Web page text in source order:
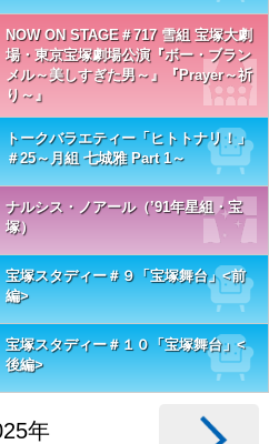
NOW ON STAGE＃717 雪組 宝塚大劇
場・東京宝塚劇場公演『ボー・ブラン
メル～美しすぎた男～』『Prayer～祈
り～』
トークバラエティー「ヒトトナリ！」
＃25～月組 七城雅 Part 1～
ナルシス・ノアール（’91年星組・宝
塚）
宝塚スタディー＃９「宝塚舞台」<前
編>
宝塚スタディー＃１０「宝塚舞台」<
後編>
年